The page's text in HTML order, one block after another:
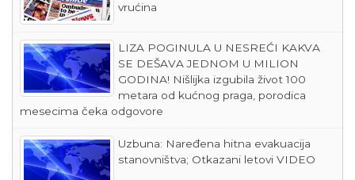
vrućina
LIZA POGINULA U NESREĆI KAKVA
SE DEŠAVA JEDNOM U MILION
GODINA! Nišlijka izgubila život 100
metara od kućnog praga, porodica
mesecima čeka odgovore
Uzbuna: Naređena hitna evakuacija
stanovništva; Otkazani letovi VIDEO